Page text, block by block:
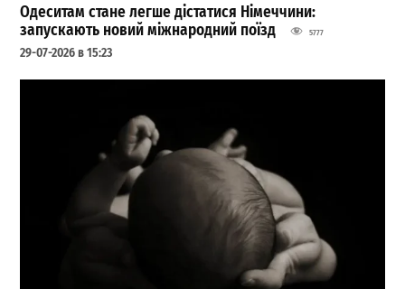
Одеситам стане легше дістатися Німеччини:
запускають новий міжнародний поїзд
5777
29-07-2026 в 15:23